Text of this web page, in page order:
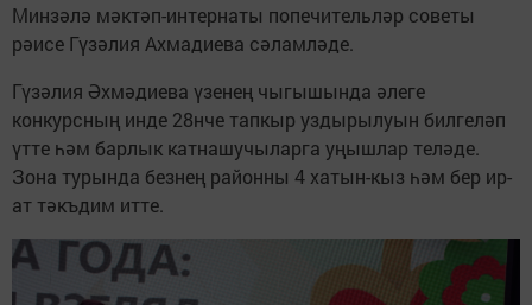
Минзәлә мәктәп-интернаты попечительләр советы
рәисе Гүзәлия Ахмадиева сәламләде.
Гүзәлия Әхмәдиева үзенең чыгышында әлеге
конкурсның инде 28нче тапкыр уздырылуын билгеләп
үтте һәм барлык катнашучыларга уңышлар теләде.
Зона турында безнең районны 4 хатын-кыз һәм бер ир-
ат тәкъдим итте.